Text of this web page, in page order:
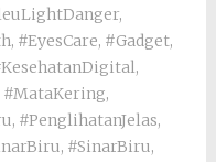
,
, #EyesCare, #Gadget,
,
#MataKering,
, #PenglihatanJelas,
, #SinarBiru,